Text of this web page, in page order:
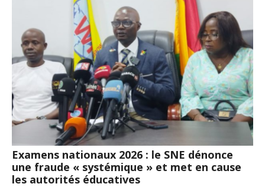
Examens nationaux 2026 : le SNE dénonce
une fraude « systémique » et met en cause
les autorités éducatives